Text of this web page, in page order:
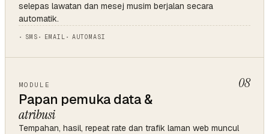
selepas lawatan dan mesej musim berjalan secara
automatik.
SMS EMAIL AUTOMASI
MODULE 08
Papan pemuka data &
atribusi
Tempahan, hasil, repeat rate dan trafik laman web muncul